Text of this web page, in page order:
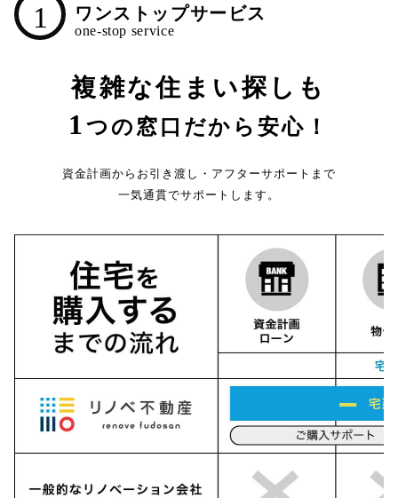
1 ワンストップサービス
複雑な住まい探しも
1つの窓口だから安心！
資金計画からお引き渡し・アフターサポートまで
一気通貫でサポートします。